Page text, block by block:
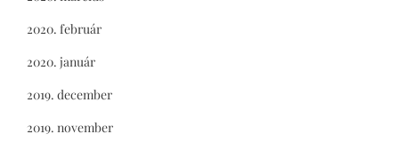
2020. február
2020. január
2019. december
2019. november